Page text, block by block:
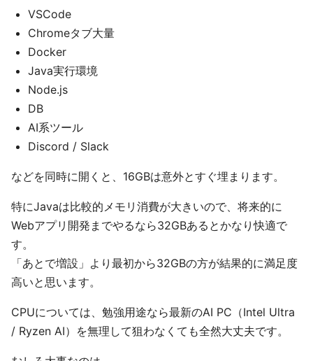
VSCode
Chromeタブ大量
Docker
Java実行環境
Node.js
DB
AI系ツール
Discord / Slack
などを同時に開くと、16GBは意外とすぐ埋まります。
特にJavaは比較的メモリ消費が大きいので、将来的に
Webアプリ開発までやるなら32GBあるとかなり快適で
す。
「あとで増設」より最初から32GBの方が結果的に満足度
高いと思います。
CPUについては、勉強用途なら最新のAI PC（Intel Ultra
/ Ryzen AI）を無理して狙わなくても全然大丈夫です。